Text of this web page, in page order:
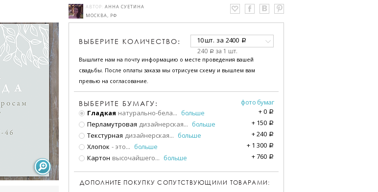
АВТОР: АННА СУЕТИНА
МОСКВА, РФ
ВЫБЕРИТЕ КОЛИЧЕСТВО: 10 шт. за 2400 a
240 a за 1 шт.
Вышлите нам на почту информацию о месте проведения вашей
свадьбы. После оплаты заказа мы отрисуем схему и вышлем вам
превью на согласование.
ВЫБЕРИТЕ БУМАГУ:
фото бумаг
Гладкая натурально-бела... больше +0 a
Перламутровая дизайнерская... больше + 150 a
Текстурная дизайнерская... больше +240 a
Хлопок - это... больше + 1 300 a
Картон высочайшего... больше +760 a
ДОПОЛНИТЕ ПОКУПКУ СОПУТСТВУЮЩИМИ ТОВАРАМИ: